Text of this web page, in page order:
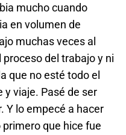
mucho cuando
en volumen de
muchas veces al
del trabajo y ni
que no esté todo el
viaje. Pasé de ser
Y lo empecé a hacer
que hice fue